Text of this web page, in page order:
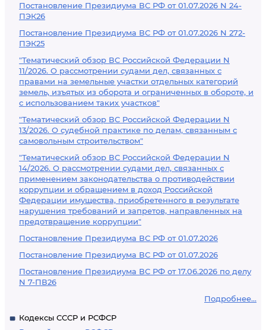
Постановление Президиума ВС РФ от 01.07.2026 N 24-
ПЭК26
Постановление Президиума ВС РФ от 01.07.2026 N 272-
ПЭК25
"Тематический обзор ВС Российской Федерации N
11/2026. О рассмотрении судами дел, связанных с
правами на земельные участки отдельных категорий
земель, изъятых из оборота и ограниченных в обороте, и
с использованием таких участков"
"Тематический обзор ВС Российской Федерации N
13/2026. О судебной практике по делам, связанным с
самовольным строительством"
"Тематический обзор ВС Российской Федерации N
14/2026. О рассмотрении судами дел, связанных с
применением законодательства о противодействии
коррупции и обращением в доход Российской
Федерации имущества, приобретенного в результате
нарушения требований и запретов, направленных на
предотвращение коррупции"
Постановление Президиума ВС РФ от 01.07.2026
Постановление Президиума ВС РФ от 01.07.2026
Постановление Президиума ВС РФ от 17.06.2026 по делу
N 7-ПВ26
Подробнее...
Кодексы СССР и РСФСР